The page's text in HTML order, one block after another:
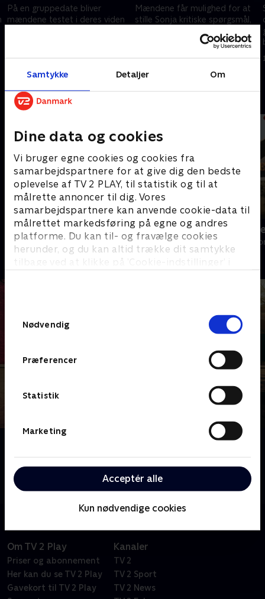
Samtykke Detaljer Om
Dine data og cookies
Vi bruger egne cookies og cookies fra
samarbejdspartnere for at give dig den bedste
oplevelse af TV 2 PLAY, til statistik og til at
målrette annoncer til dig. Vores
samarbejdspartnere kan anvende cookie-data til
målrettet markedsføring på egne og andres
platforme. Du kan til- og fravælge cookies
herunder, og du kan altid trække dit samtykke
tilbage ved at klikke på ’Cookie-indstillinger’ i
Nødvendig
Præferencer
Statistik
Marketing
Acceptér alle
Kun nødvendige cookies
På en gruppedate bliver
mændene testet i deres viden
7. august 2025 • 42 min
Mændene får mulighed for at
stille Sonja kritiske spørgsmål,
kun er årets bachelorette, der
7. august 2025 • 43 min
Andre så også
Bachelor Sverige
Reality • 1 sæsoner Reality • 4
romantiske omgivelser, når den svenske bachelorette
leder efter kærligheden blandt de håbefulde mænd.
Om TV 2 Play
Priser og abonnement
Her kan du se TV 2 Play
Gavekort til TV 2 Play
Kanaler
TV 2
TV 2 Sport
TV 2 News